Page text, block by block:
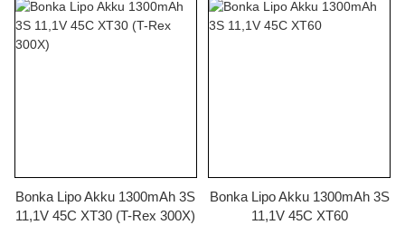
Bonka Lipo Akku 1300mAh 3S
11,1V 45C XT30 (T-Rex 300X)
Bonka Lipo Akku 1300mAh 3S
11,1V 45C XT60